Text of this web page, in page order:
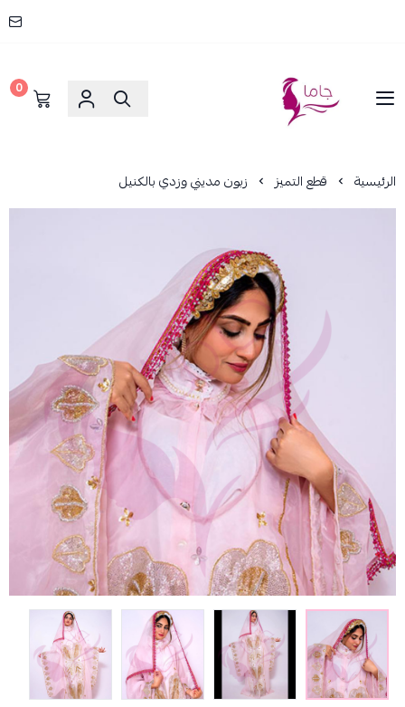
جاما _ JAMA
0
الرئيسية قطع التميز زبون مديني وزدي بالكنيل